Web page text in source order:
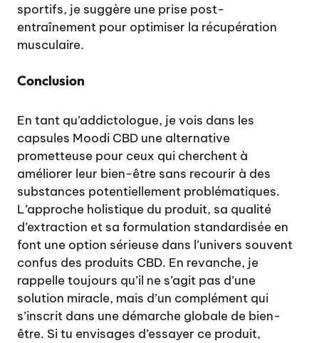
sportifs, je suggère une prise post-
entraînement pour optimiser la récupération
musculaire.
Conclusion
En tant qu’addictologue, je vois dans les
capsules Moodi CBD une alternative
prometteuse pour ceux qui cherchent à
améliorer leur bien-être sans recourir à des
substances potentiellement problématiques.
L’approche holistique du produit, sa qualité
d’extraction et sa formulation standardisée en
font une option sérieuse dans l’univers souvent
confus des produits CBD. En revanche, je
rappelle toujours qu’il ne s’agit pas d’une
solution miracle, mais d’un complément qui
s’inscrit dans une démarche globale de bien-
être. Si tu envisages d’essayer ce produit,